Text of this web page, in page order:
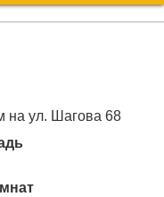
на ул. Шагова 68